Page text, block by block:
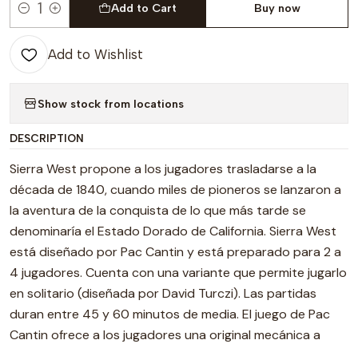
Quantity
Add to Cart Buy now
Add to Wishlist
Show stock from locations
DESCRIPTION
Sierra West propone a los jugadores trasladarse a la
década de 1840, cuando miles de pioneros se lanzaron a
la aventura de la conquista de lo que más tarde se
denominaría el Estado Dorado de California. Sierra West
está diseñado por Pac Cantin y está preparado para 2 a
4 jugadores. Cuenta con una variante que permite jugarlo
en solitario (diseñada por David Turczi). Las partidas
duran entre 45 y 60 minutos de media. El juego de Pac
Cantin ofrece a los jugadores una original mecánica a